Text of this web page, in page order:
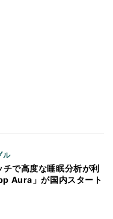
ル
で高度な睡眠分析が利
Aura」が国内スタート